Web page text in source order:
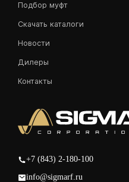
+7 (843) 2-180-100
info@sigmarf.ru
Подбор муфт
Скачать каталоги
Новости
Дилеры
Контакты